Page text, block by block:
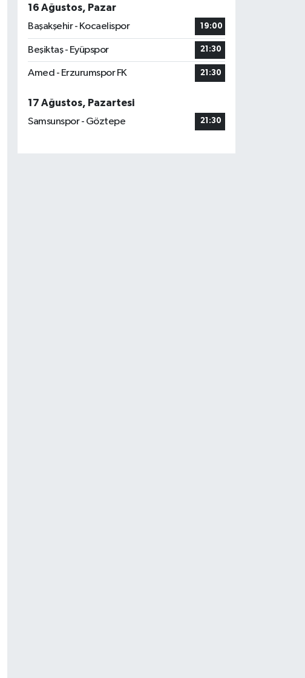
16 Ağustos, Pazar
Başakşehir - Kocaelispor
19:00
Beşiktaş - Eyüpspor 21:30
Amed - Erzurumspor FK 21:30
17 Ağustos, Pazartesi
Samsunspor - Göztepe
21:30